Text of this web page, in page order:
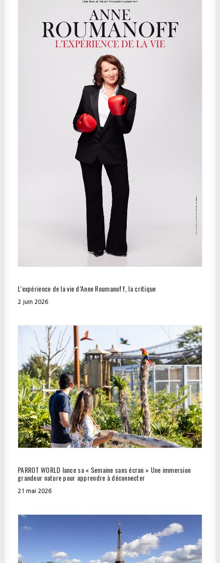
L’expérience de la vie d’Anne Roumanoff, la critique
2 juin 2026
PARROT WORLD lance sa « Semaine sans écran » Une immersion
grandeur nature pour apprendre à déconnecter
21 mai 2026